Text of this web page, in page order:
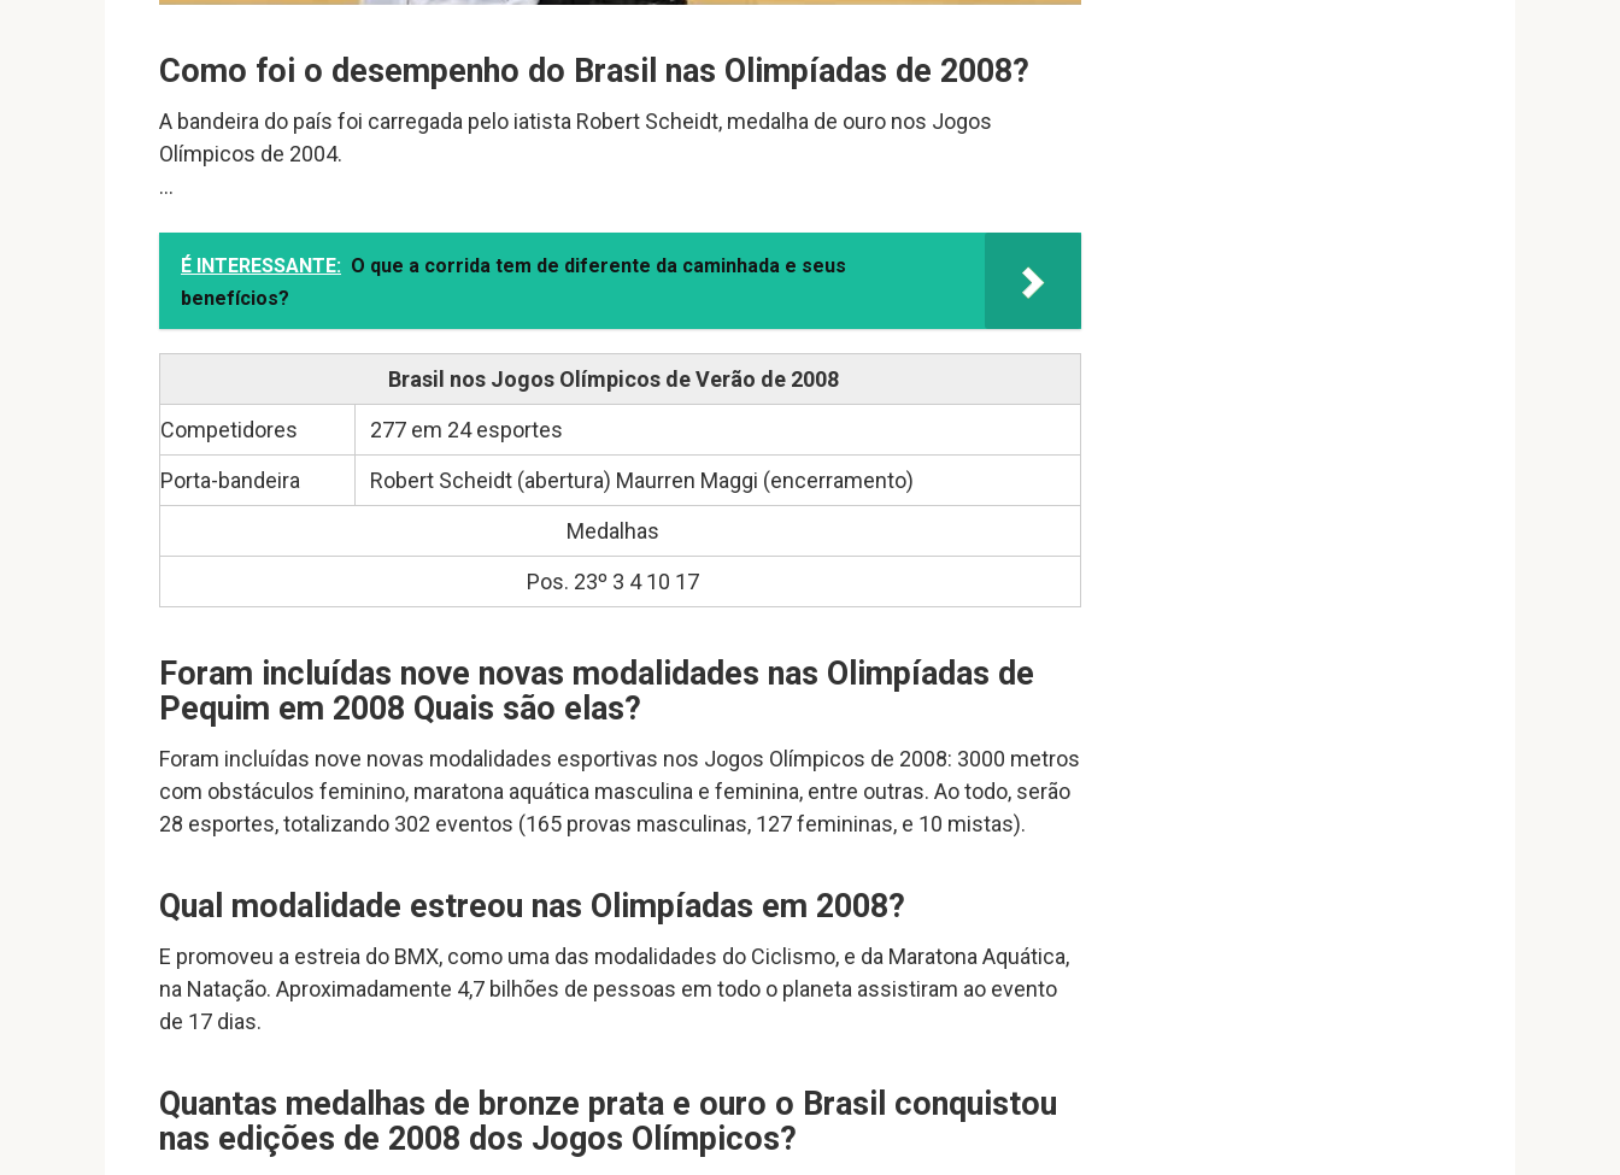
Como foi o desempenho do Brasil nas Olimpíadas de 2008?
A bandeira do país foi carregada pelo iatista Robert Scheidt, medalha de ouro nos Jogos
Olímpicos de 2004.
…
É INTERESSANTE: O que a corrida tem de diferente da caminhada e seus
benefícios?
Brasil nos Jogos Olímpicos de Verão de 2008
Competidores
277 em 24 esportes
Porta-bandeira
Robert Scheidt (abertura) Maurren Maggi (encerramento)
Medalhas
Pos. 23º 3 4 10 17
Foram incluídas nove novas modalidades nas Olimpíadas de
Pequim em 2008 Quais são elas?
Foram incluídas nove novas modalidades esportivas nos Jogos Olímpicos de 2008: 3000 metros
com obstáculos feminino, maratona aquática masculina e feminina, entre outras. Ao todo, serão
28 esportes, totalizando 302 eventos (165 provas masculinas, 127 femininas, e 10 mistas).
Qual modalidade estreou nas Olimpíadas em 2008?
E promoveu a estreia do BMX, como uma das modalidades do Ciclismo, e da Maratona Aquática,
na Natação. Aproximadamente 4,7 bilhões de pessoas em todo o planeta assistiram ao evento
de 17 dias.
Quantas medalhas de bronze prata e ouro o Brasil conquistou
nas edições de 2008 dos Jogos Olímpicos?